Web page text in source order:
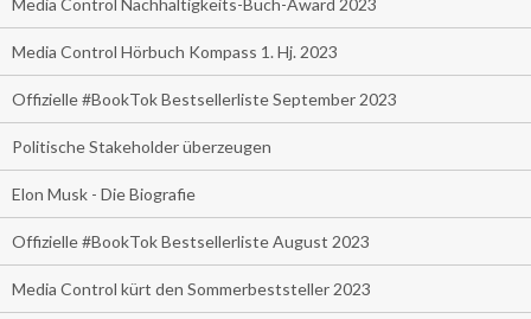
Media Control Nachhaltigkeits-Buch-Award 2023
Media Control Hörbuch Kompass 1. Hj. 2023
Offizielle #BookTok Bestsellerliste September 2023
Politische Stakeholder überzeugen
Elon Musk - Die Biografie
Offizielle #BookTok Bestsellerliste August 2023
Media Control kürt den Sommerbeststeller 2023